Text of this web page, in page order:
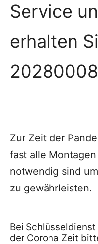
Service
erhalten
20280008
Zur Zeit der
fast alle
notwendig sind
zu gewährleisten.
Bei
der Corona Zeit